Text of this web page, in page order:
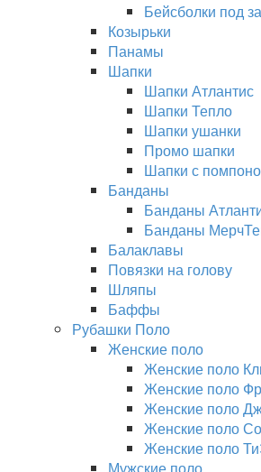
Бейсболки под
Козырьки
Панамы
Шапки
Шапки Атлантис
Шапки Тепло
Шапки ушанки
Промо шапки
Шапки с
Банданы
Банданы
Банданы
Балаклавы
Повязки на голову
Шляпы
Баффы
Рубашки Поло
Женские поло
Женские поло
Женские поло
Женские поло
Женские поло
Женские поло